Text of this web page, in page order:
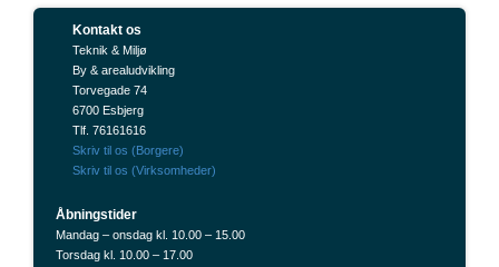
Kontakt os
Teknik & Miljø
By & arealudvikling
Torvegade 74
6700 Esbjerg
Tlf. 76161616
Skriv til os (Borgere)
Skriv til os (Virksomheder)
Åbningstider
Mandag – onsdag kl. 10.00 – 15.00
Torsdag kl. 10.00 – 17.00